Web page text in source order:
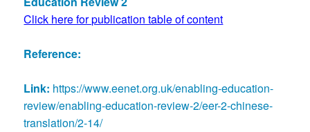
Click here for publication table of content
Reference:
Link: https://www.eenet.org.uk/enabling-education-
review/enabling-education-review-2/eer-2-chinese-
translation/2-14/